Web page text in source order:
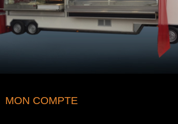
MON COMPTE